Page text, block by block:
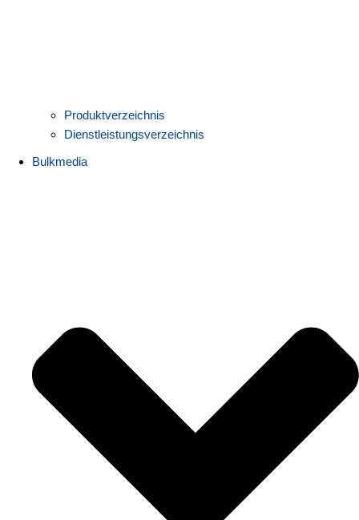
Produktverzeichnis
Dienstleistungsverzeichnis
Bulkmedia